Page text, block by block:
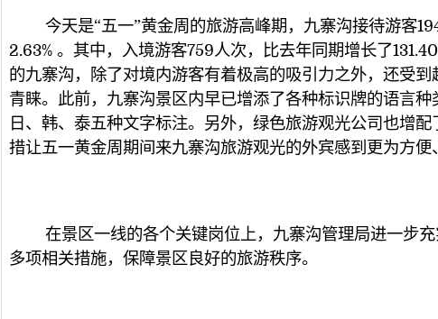
今天是“五一”黄金周的旅游高峰期，九寨沟接待游客
2.63% 。其中，入境游客759人次，比去年同期增长了
的九寨沟，除了对境内游客有着极高的吸引力之外，还受
青睐。此前，九寨沟景区内早已增添了各种标识牌的语言种
日、韩、泰五种文字标注。另外，绿色旅游观光公司也增
措让五一黄金周期间来九寨沟旅游观光的外宾感到更为方便
在景区一线的各个关键岗位上，九寨沟管理局进一步充
多项相关措施，保障景区良好的旅游秩序。